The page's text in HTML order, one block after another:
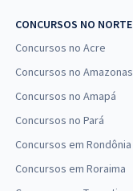
CONCURSOS NO NORTE
Concursos no Acre
Concursos no Amazonas
Concursos no Amapá
Concursos no Pará
Concursos em Rondônia
Concursos em Roraima